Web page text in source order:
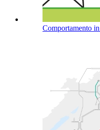
Comportamento